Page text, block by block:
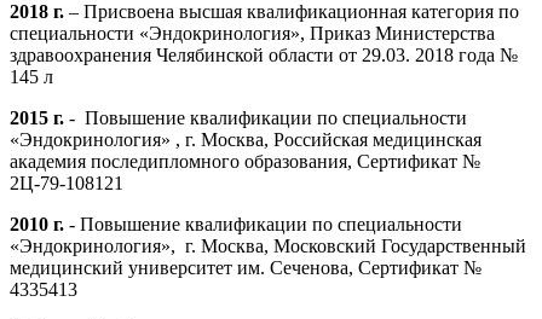
2018 г. – Присвоена высшая квалификационная категория по
специальности «Эндокринология», Приказ Министерства
здравоохранения Челябинской области от 29.03. 2018 года №
145 л
2015 г. - Повышение квалификации по специальности
«Эндокринология» , г. Москва, Российская медицинская
академия последипломного образования, Сертификат №
2Ц-79-108121
2010 г. - Повышение квалификации по специальности
«Эндокринология», г. Москва, Московский Государственный
медицинский университет им. Сеченова, Сертификат №
4335413